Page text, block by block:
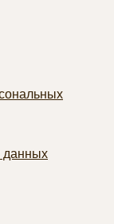
данных